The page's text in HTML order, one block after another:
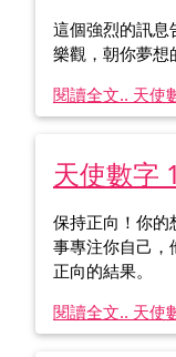
這個強烈的訊息
樂觀，朝你夢想
閱讀全文.. 天使
天使數字
保持正向！你的
事專注你自己，
正向的結果。
閱讀全文.. 天使